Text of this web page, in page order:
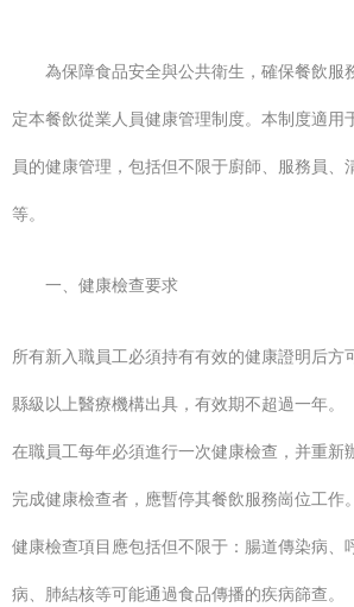
為保障食品安全與公共衛生，確保餐飲服
定本餐飲從業人員健康管理制度。本制度適用
員的健康管理，包括但不限于廚師、服務員、
等。
一、健康檢查要求
所有新入職員工必須持有有效的健康證明后方
縣級以上醫療機構出具，有效期不超過一年。
在職員工每年必須進行一次健康檢查，并重新
完成健康檢查者，應暫停其餐飲服務崗位工作。
健康檢查項目應包括但不限于：腸道傳染病、
病、肺結核等可能通過食品傳播的疾病篩查。